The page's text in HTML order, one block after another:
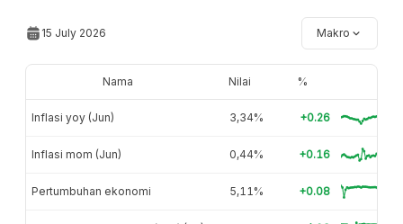
15 July 2026 Makro
Nama Nilai %
Inflasi yoy (Jun) 3,34% +0.26
Inflasi mom (Jun) 0,44% +0.16
Pertumbuhan ekonomi 5,11% +0.08